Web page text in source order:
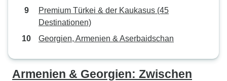
Premium Türkei & der Kaukasus (45
Destinationen)
Georgien, Armenien & Aserbaidschan
Armenien & Georgien: Zwischen